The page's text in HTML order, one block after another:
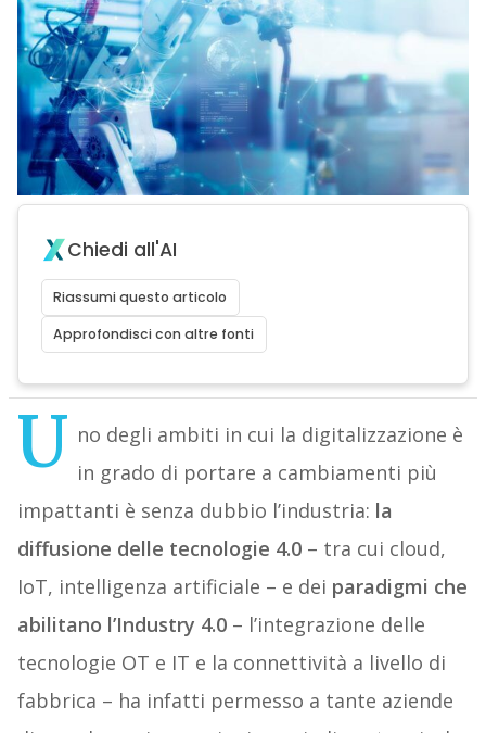
Chiedi all'AI
Riassumi questo articolo
Approfondisci con altre fonti
U no degli ambiti in cui la digitalizzazione è
in grado di portare a cambiamenti più
impattanti è senza dubbio l’industria: la
diffusione delle tecnologie 4.0– tra cui cloud,
IoT, intelligenza artificiale – e dei paradigmi che
abilitano l’Industry 4.0– l’integrazione delle
tecnologie OT e IT e la connettività a livello di
fabbrica – ha infatti permesso a tante aziende